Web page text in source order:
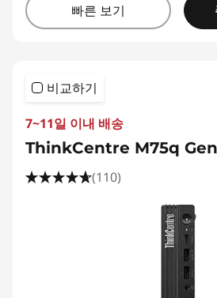
빠른 보기
비교하기
7~11일 이내 배송
ThinkCentre M75q
(110)